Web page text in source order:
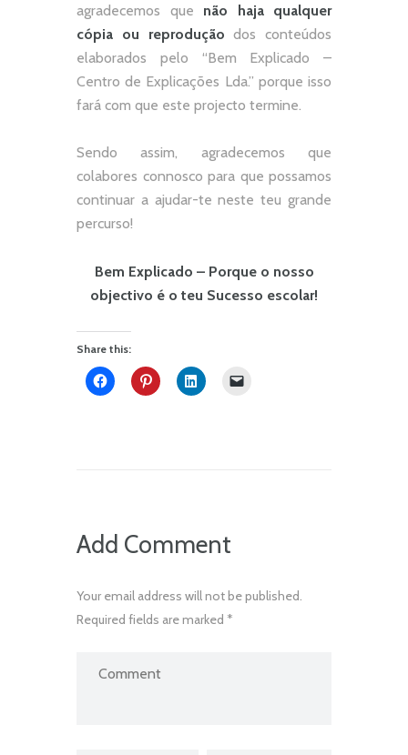
agradecemos que não
haja qualquer
cópia ou reprodução dos conteúdos
elaborados pelo “Bem Explicado –
Centro de Explicações Lda.” porque isso
fará com que este projecto termine.
Sendo assim, agradecemos que
colabores connosco para que possamos
continuar a ajudar-te neste teu grande
percurso!
Bem Explicado – Porque o nosso
objectivo é o teu Sucesso escolar!
Share this:
Add Comment
Your email address will not be published.
Required fields are marked *